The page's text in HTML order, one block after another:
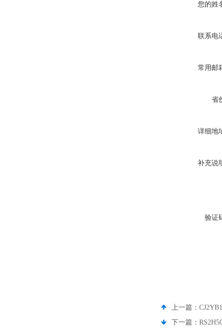
您的姓
联系电
常用邮
省
详细地
补充说
验证
上一篇：
下一篇：